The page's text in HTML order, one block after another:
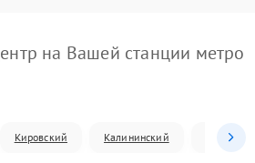
на Вашей станции метро
Кировский Калининский